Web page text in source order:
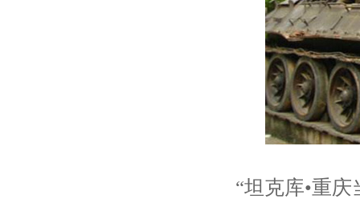
“坦克库•重庆